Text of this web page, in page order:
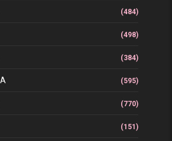
(484)
(498)
(384)
(595)
(770)
(151)